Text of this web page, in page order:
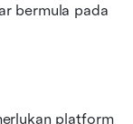
bermula pada
platform